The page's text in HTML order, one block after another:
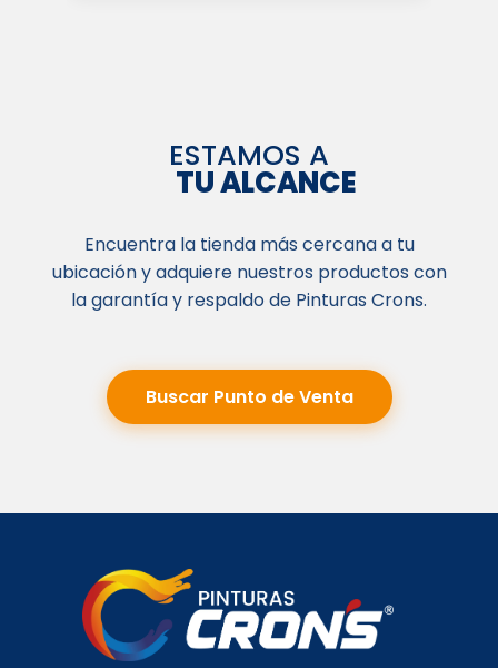
ESTAMOS A
TU ALCANCE
Encuentra la tienda más cercana a tu
ubicación y adquiere nuestros productos con
la garantía y respaldo de Pinturas Crons.
Buscar Punto de Venta